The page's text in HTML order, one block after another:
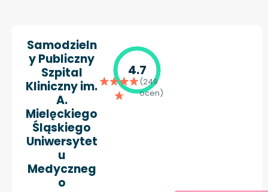
Samodzieln
y Publiczny
Szpital
Kliniczny im.
A.
Mielęckiego
Śląskiego
Uniwersytet
u
Medyczneg
o
4.7
(249
ocen)